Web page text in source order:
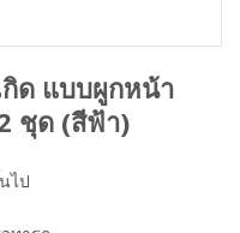
กิด แบบผูกหน้า
ชุด (สีฟ้า)
ไป